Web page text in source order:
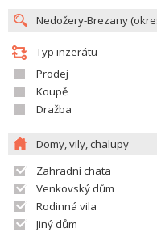
Typ inzerátu
Prodej
Koupě
Dražba
Domy, vily, chalupy
Zahradní chata
Venkovský dům
Rodinná vila
Jiný dům